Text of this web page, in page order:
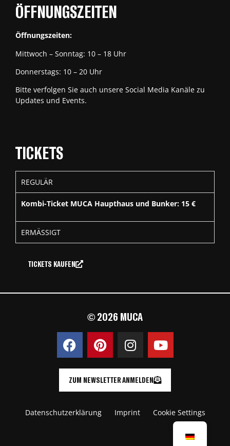
ÖFFNUNGSZEITEN
Öffnungszeiten:
Mittwoch – Sonntag: 10 – 18 Uhr
Donnerstags: 10 – 20 Uhr
Bitte verfolgen Sie auch unsere Social Media Kanäle zu
Updates und Events.
TICKETS
REGULÄR
Kombi-Ticket MUCA Haupthaus und Bunker: 15 €
ERMÄSSIGT
TICKETS KAUFEN
© 2026 MUCA
ZUM NEWSLETTER ANMELDEN
Datenschutzerklärung Imprint Cookie Settings